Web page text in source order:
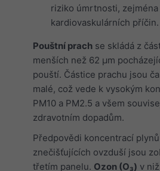
riziko úmrtnosti, zejména
kardiovaskulárních příčin.
Pouštní prach se skládá z
menších než 62 μm
pouští. Částice prachu jsou
malé, což vede k vysokým
PM10 a PM2.5 a všem
zdravotním dopadům.
Předpovědi koncentrací plynů
znečišťujících ovzduší jsou
třetím panelu. Ozon (O₃) v